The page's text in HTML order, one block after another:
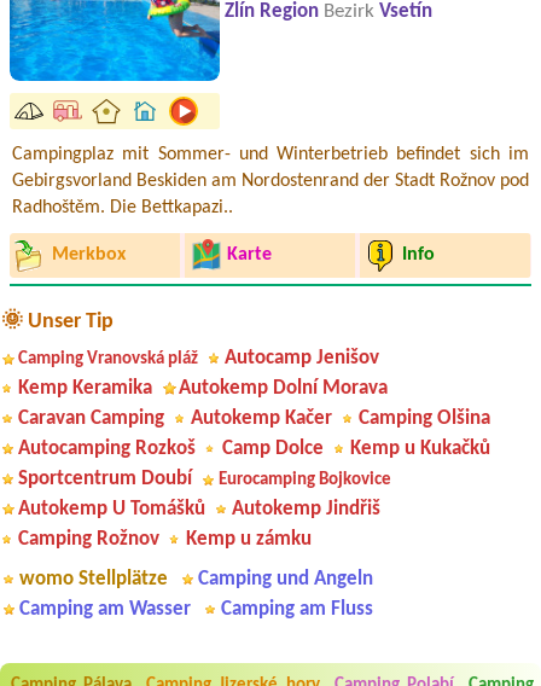
Zlín Region Bezirk Vsetín
Campingplaz mit Sommer- und Winterbetrieb befindet sich im
Gebirgsvorland Beskiden am Nordostenrand der Stadt Rožnov pod
Radhoštěm. Die Bettkapazi..
Merkbox Karte Info
🌞 Unser Tip
Camping Vranovská pláž
Autocamp Jenišov
Kemp Keramika
Autokemp Dolní Morava
Caravan Camping
Autokemp Kačer
Camping Olšina
Autocamping Rozkoš
Camp Dolce
Kemp u Kukačků
Sportcentrum Doubí
Eurocamping Bojkovice
Autokemp U Tomášků
Autokemp Jindřiš
Camping Rožnov
Kemp u zámku
womo Stellplätze
Camping und Angeln
Camping am Wasser
Camping am Fluss
Byli jsme zde v týdnu od 25.7. do 1.8. 2026. Kemp jako takový je pěkný.